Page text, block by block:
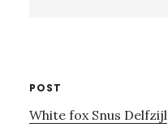
POST
White fox Snus Delfzijl